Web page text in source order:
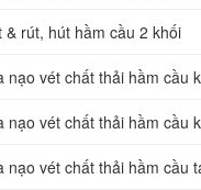
rút, hút hầm cầu 2 khối
vét chất thải hầm cầu
vét chất thải hầm cầu
vét chất thải hầm cầu